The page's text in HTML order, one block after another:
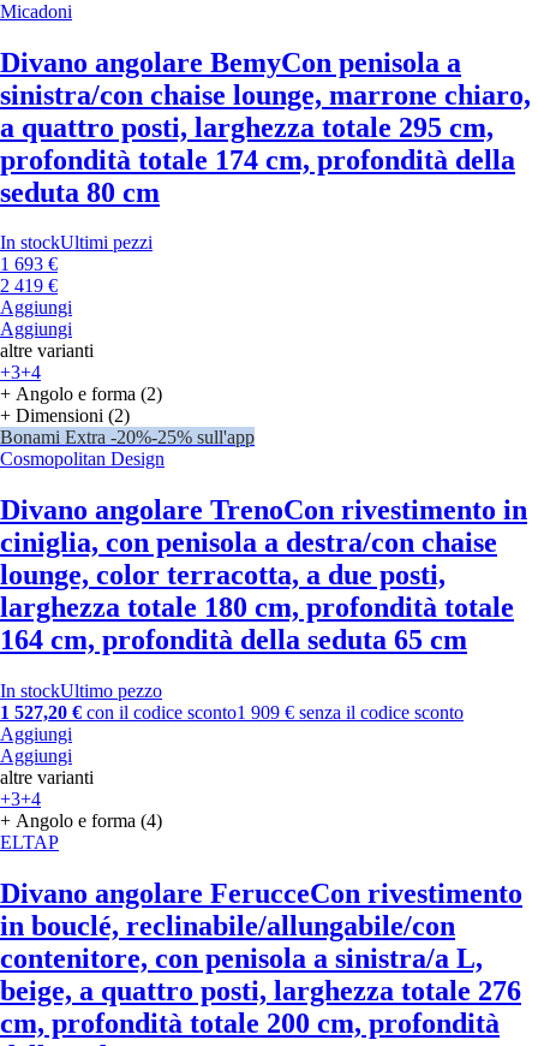
Micadoni
Divano angolare BemyCon penisola a
sinistra/con chaise lounge, marrone chiaro,
a quattro posti, larghezza totale 295 cm,
profondità totale 174 cm, profondità della
seduta 80 cm
In stockUltimi pezzi
1 693 €
2 419 €
Aggiungi
Aggiungi
altre varianti
+3+4
+ Angolo e forma (2)
+ Dimensioni (2)
Bonami Extra -20%-25% sull'app
Cosmopolitan Design
Divano angolare TrenoCon rivestimento in
ciniglia, con penisola a destra/con chaise
lounge, color terracotta, a due posti,
larghezza totale 180 cm, profondità totale
164 cm, profondità della seduta 65 cm
In stockUltimo pezzo
1 527,20 € con il codice sconto1 909 € senza il codice sconto
Aggiungi
Aggiungi
altre varianti
+3+4
+ Angolo e forma (4)
ELTAP
Divano angolare FerucceCon rivestimento
in bouclé, reclinabile/allungabile/con
contenitore, con penisola a sinistra/a L,
beige, a quattro posti, larghezza totale 276
cm, profondità totale 200 cm, profondità